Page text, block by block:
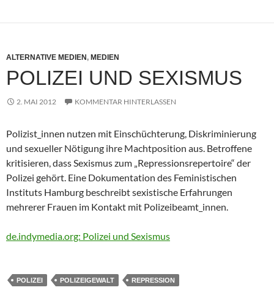
ALTERNATIVE MEDIEN , MEDIEN
POLIZEI UND SEXISMUS
2. MAI 2012 KOMMENTAR HINTERLASSEN
Polizist_innen nutzen mit Einschüchterung, Diskriminierung
und sexueller Nötigung ihre Machtposition aus. Betroffene
kritisieren, dass Sexismus zum „Repressionsrepertoire“ der
Polizei gehört. Eine Dokumentation des Feministischen
Instituts Hamburg beschreibt sexistische Erfahrungen
mehrerer Frauen im Kontakt mit Polizeibeamt_innen.
de.indymedia.org: Polizei und Sexismus
POLIZEI POLIZEIGEWALT REPRESSION